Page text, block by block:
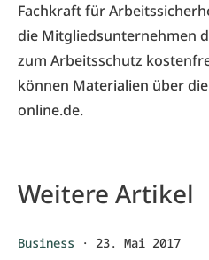
Fachkraft für
die Mitgliedsunternehmen
zum Arbeitsschutz
können Materialien über
online.de.
Weitere Artikel
Business · 23. Mai 2017